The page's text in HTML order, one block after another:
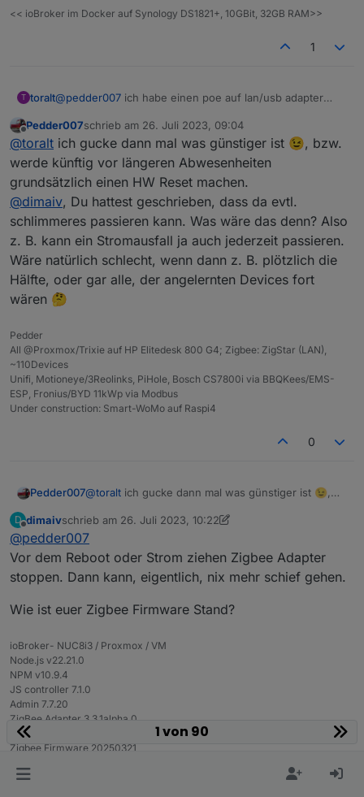
Grundsätzlich lief mein Zigbee Adapter auch noch,
nur aber ohne Connect zum GW.
wurde über die Zeit gefühlt langsamer, hatte aber
keinen Totalausfall. Vor dem Hintergrund habe ich
<< ioBroker im Docker auf Synology DS1821+, 10GBit, 32GB RAM>>
1
T toralt@pedder007 ich habe einen poe auf lan/usb adapter
schalten und rebooten. Der lan coordinator an sich kann
das glaub ich nicht direkt. Der braucht ne usb
stromversorgung.
Offline
Pedder007schrieb am 26. Juli 2023, 09:04
zuletzt editiert von
@toralt ich gucke dann mal was günstiger ist 😉, bzw.
werde künftig vor längeren Abwesenheiten
grundsätzlich einen HW Reset machen.
@dimaiv, Du hattest geschrieben, dass da evtl.
schlimmeres passieren kann. Was wäre das denn? Also
z. B. kann ein Stromausfall ja auch jederzeit passieren.
Wäre natürlich schlecht, wenn dann z. B. plötzlich die
Hälfte, oder gar alle, der angelernten Devices fort
wären 🤔
Pedder
All @Proxmox/Trixie auf HP Elitedesk 800 G4; Zigbee: ZigStar (LAN),
~110Devices
Unifi, Motioneye/3Reolinks, PiHole, Bosch CS7800i via BBQKees/EMS-
ESP, Fronius/BYD 11kWp via Modbus
Under construction: Smart-WoMo auf Raspi4
0
Pedder007@toralt ich gucke dann mal was günstiger ist 😉,
grundsätzlich einen HW Reset machen.
@
schlimmeres passieren kann. Was wäre das denn?
Also z. B. kann ein Stromausfall ja auch jederzeit
passieren. Wäre natürlich schlecht, wenn dann z.
angelernten Devices fort wären 🤔
D
Offline
dimaivschrieb am 26. Juli 2023, 10:22
zuletzt editiert von dimaiv
@pedder007
Vor dem Reboot oder Strom ziehen Zigbee Adapter
stoppen. Dann kann, eigentlich, nix mehr schief gehen.
Wie ist euer Zigbee Firmware Stand?
ioBroker- NUC8i3 / Proxmox / VM
Node.js v22.21.0
NPM v10.9.4
JS controller 7.1.0
Admin 7.7.20
ZigBee Adapter 3.3.1alpha.0
Zigbee LAN Gateway CC2652P
Zigbee Firmware 20250321
T
1 von 90